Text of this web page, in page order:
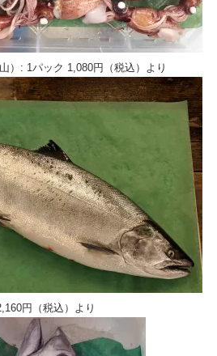
）: 1パック 1,080円（税込）より
円（税込）より